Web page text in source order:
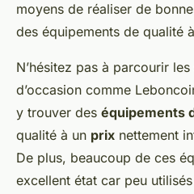
moyens de réaliser de
des équipements de qualité
N’hésitez pas à parcourir
d’occasion comme
y trouver des équipements
qualité à un prix nettement
De plus, beaucoup de ces
excellent état car peu